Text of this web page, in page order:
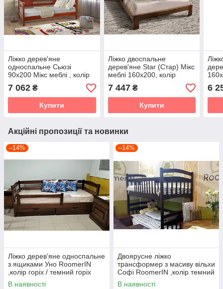
Ліжко дерев'яне
односпальне Сьюзі
90х200 Мікс меблі , колір
горіх
7 062 ₴
Купити
Ліжко двоспальне
дерев'яне Star (Стар) Мікс
меблі 160х200, колір
коньяк
7 447₴
Купити
бук
віск
6
Акційні пропозиції та новинки
–14%
Ліжко дерев'яне односпальне
з ящиками Уно RoomerIN
,колір горіх / темний горіх
В наявності
–14%
Двоярусне ліжко
трансформер з масиву вільхи
Софі RoomerIN ,колір темний
горіх / горіх
В наявності